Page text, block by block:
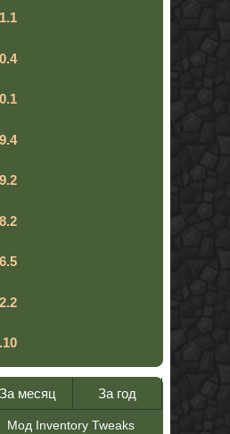
За месяц За год
Мод Inventory Tweaks